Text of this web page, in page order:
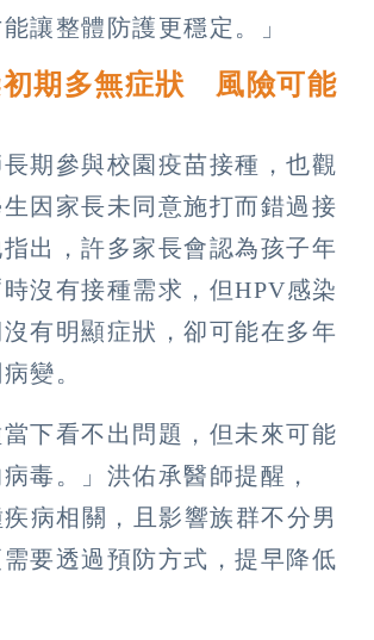
讓整體防護更穩定。」
期多無症狀 風險可能
期參與校園疫苗接種，也觀
因家長未同意施打而錯過接
出，許多家長會認為孩子年
沒有接種需求，但HPV感染
有明顯症狀，卻可能在多年
變。
當下看不出問題，但未來可能
毒。」洪佑承醫師提醒，
病相關，且影響族群不分男
要透過預防方式，提早降低